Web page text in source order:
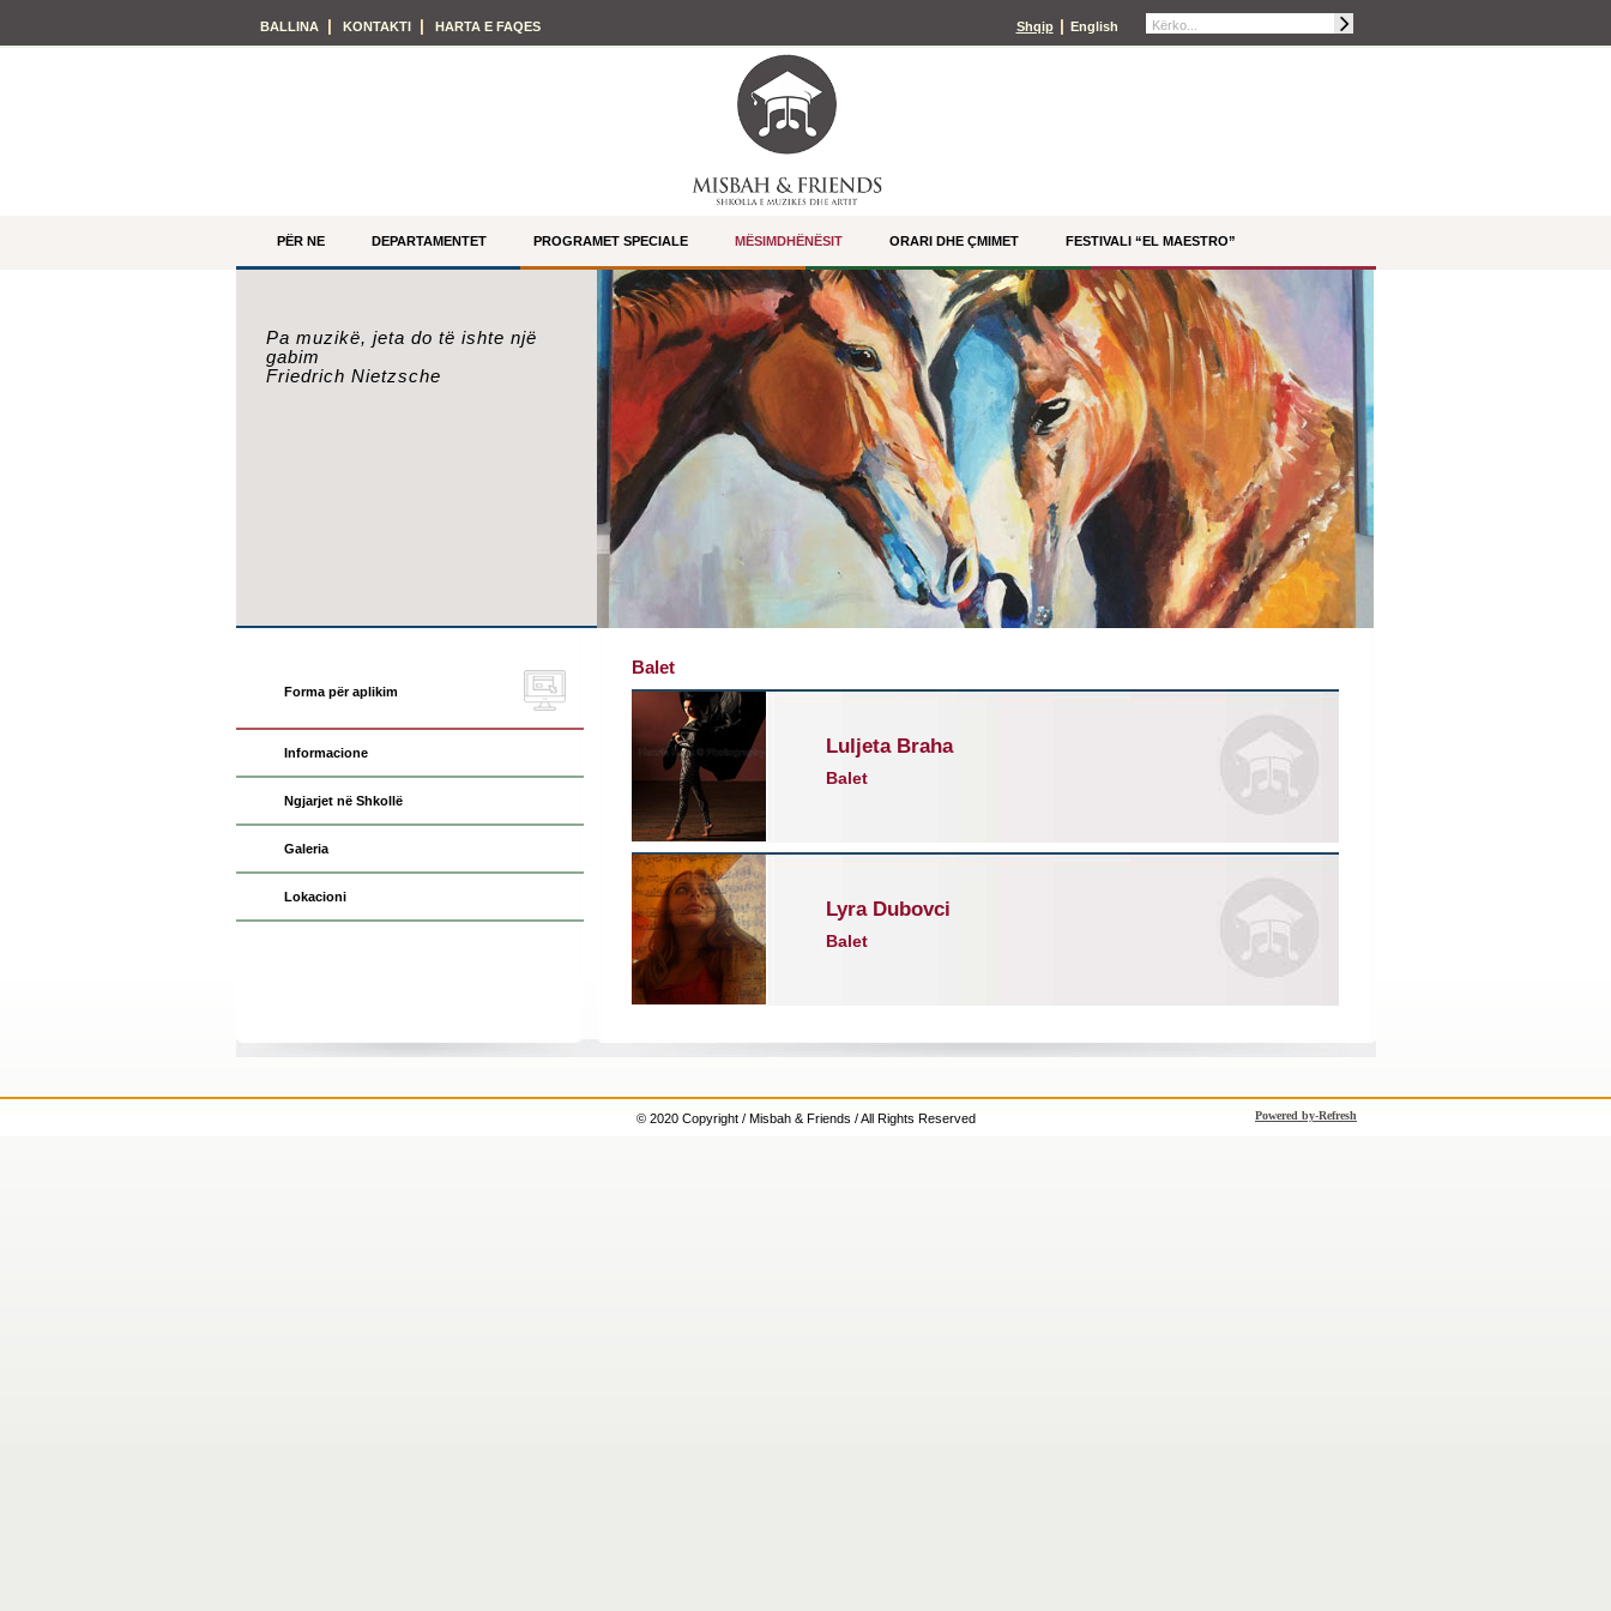
BALLINA KONTAKTI HARTA E FAQES Shqip English
PËR NE DEPARTAMENTET PROGRAMET SPECIALE MËSIMDHËNËSIT ORARI DHE ÇMIMET FESTIVALI “EL MAESTRO”
Pa muzikë, jeta do të ishte një
gabim
Friedrich Nietzsche
Forma për aplikim
Informacione
Ngjarjet në Shkollë
Galeria
Lokacioni
Balet
Luljeta Braha
Balet
Lyra Dubovci
Balet
© 2020 Copyright / Misbah & Friends / All Rights Reserved Powered by-Refresh